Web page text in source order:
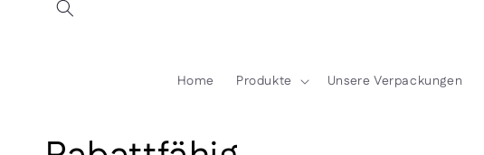
Home Produkte Unsere Verpackungen